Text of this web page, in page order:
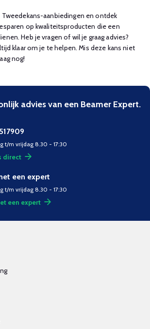
Tweedekans-aanbiedingen en ontdek
op kwaliteitsproducten die een
Heb je vragen of wil je graag advies?
klaar om je te helpen. Mis deze kans niet
nog!
advies van een Beamer Expert.
t/m vrijdag 8.30 - 17:30
direct
een expert
t/m vrijdag 8.30 - 17:30
een expert